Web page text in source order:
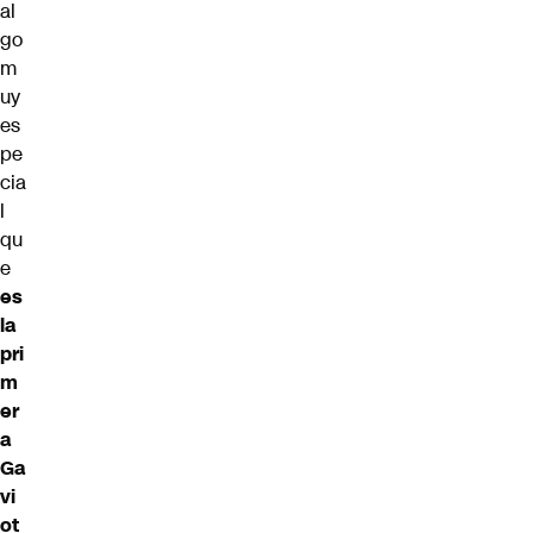
al
go
m
uy
es
pe
cia
l
qu
e
es
la
pri
m
er
a
Ga
vi
ot